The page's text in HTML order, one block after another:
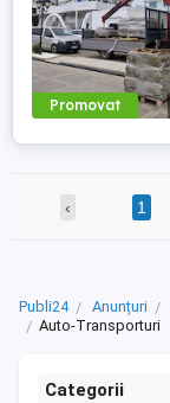
Promovat
‹ 1
Publi24 Anunțuri
Auto-Transporturi
Categorii